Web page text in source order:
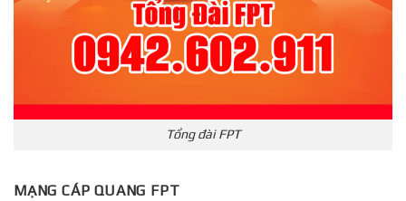
Tổng đài FPT
MẠNG CÁP QUANG FPT